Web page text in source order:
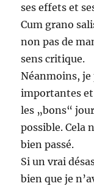
ses effets et
Cum grano
non pas de
sens critique.
Néanmoins,
importantes
les „bons“
possible. Cela
bien passé.
Si un vrai
bien que je